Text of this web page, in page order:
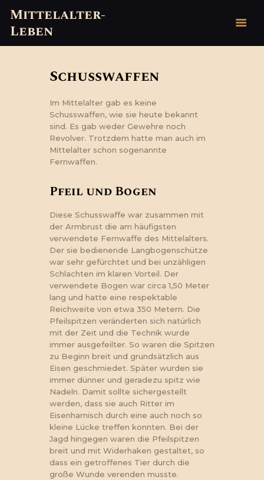
Mittelalter-
Leben
HOME
MYTHEN & LEGENDEN
VERANSTALTUNGEN
2026
VEREINE
KONTAKT/
Schusswaffen
Im Mittelalter gab es keine
Schusswaffen, wie sie heute bekannt
sind. Es gab weder Gewehre noch
Revolver. Trotzdem hatte man auch im
Mittelalter schon sogenannte
Fernwaffen.
Pfeil und Bogen
Diese Schusswaffe war zusammen mit
der Armbrust die am häufigsten
verwendete Fernwaffe des Mittelalters.
Der sie bedienende Langbogenschütze
war sehr gefürchtet und bei unzähligen
Schlachten im klaren Vorteil. Der
verwendete Bogen war circa 1,50 Meter
lang und hatte eine respektable
Reichweite von etwa 350 Metern. Die
Pfeilspitzen veränderten sich natürlich
mit der Zeit und die Technik wurde
immer ausgefeilter. So waren die Spitzen
zu Beginn breit und grundsätzlich aus
Eisen geschmiedet. Später wurden sie
immer dünner und geradezu spitz wie
Nadeln. Damit sollte sichergestellt
werden, dass sie auch Ritter im
Eisenharnisch durch eine auch noch so
kleine Lücke treffen konnten. Bei der
Jagd hingegen waren die Pfeilspitzen
breit und mit Widerhaken gestaltet, so
dass ein getroffenes Tier durch die
große Wunde verenden musste.